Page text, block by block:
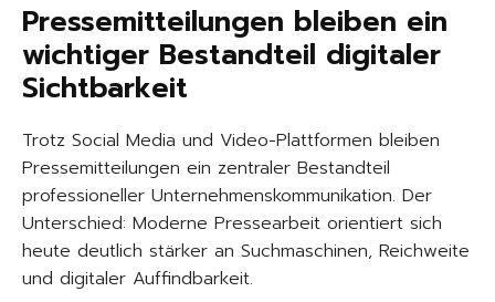
Pressemitteilungen bleiben ein
wichtiger Bestandteil digitaler
Sichtbarkeit
Trotz Social Media und Video-Plattformen bleiben
Pressemitteilungen ein zentraler Bestandteil
professioneller Unternehmenskommunikation. Der
Unterschied: Moderne Pressearbeit orientiert sich
heute deutlich stärker an Suchmaschinen, Reichweite
und digitaler Auffindbarkeit.